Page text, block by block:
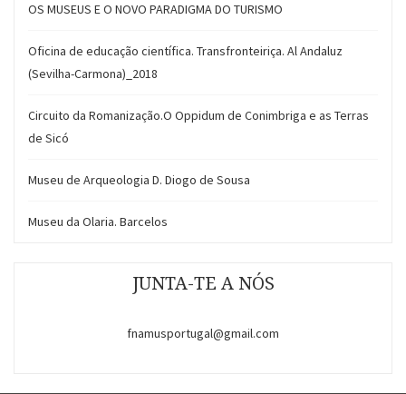
OS MUSEUS E O NOVO PARADIGMA DO TURISMO
Oficina de educação científica. Transfronteiriça. Al Andaluz
(Sevilha-Carmona)_2018
Circuito da Romanização.O Oppidum de Conimbriga e as Terras
de Sicó
Museu de Arqueologia D. Diogo de Sousa
Museu da Olaria. Barcelos
JUNTA-TE A NÓS
fnamusportugal@gmail.com